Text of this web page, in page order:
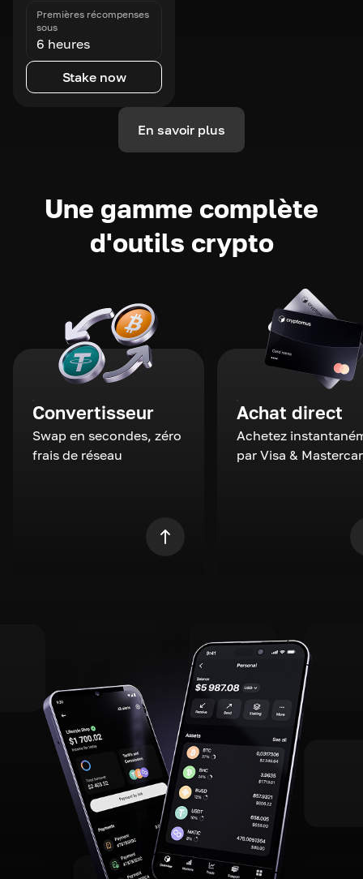
Premières récompenses
sous
6 heures
Stake now
En savoir plus
Une gamme complète
d'outils crypto
Convertisseur
Swap en secondes, zéro
frais de réseau
Achat direct
Achetez
par Visa &